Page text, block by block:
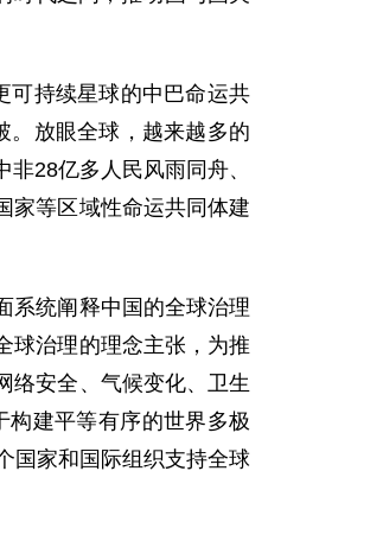
可持续星球的中巴命运共
。放眼全球，越来越多的
28亿多人民风雨同舟、
家等区域性命运共同体建
系统阐释中国的全球治理
球治理的理念主张，为推
络安全、气候变化、卫生
构建平等有序的世界多极
国家和国际组织支持全球